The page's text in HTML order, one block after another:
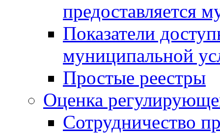
предоставляется
Показатели
муниципальной
Простые реестры
Оценка
Сотрудничество